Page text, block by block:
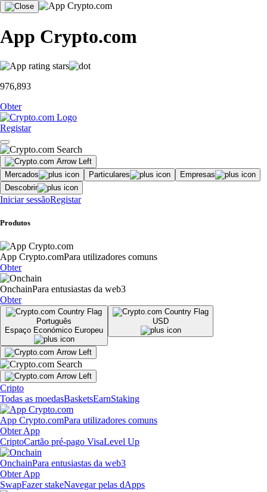
App Crypto.com
976,893
Obter
Registar
Mercados Particulares
Empresas
Descobrir
Iniciar sessãoRegistar
Produtos
App Crypto.comPara utilizadores comuns
Obter
OnchainPara entusiastas da web3
Obter
Português
Espaço Económico Europeu
USD
Cripto
Todas as moedasBasketsEarnStaking
App Crypto.comPara utilizadores comuns
Obter App
CriptoCartão pré-pago VisaLevel Up
OnchainPara entusiastas da web3
Obter App
SwapFazer stakeNavegar pelas dApps